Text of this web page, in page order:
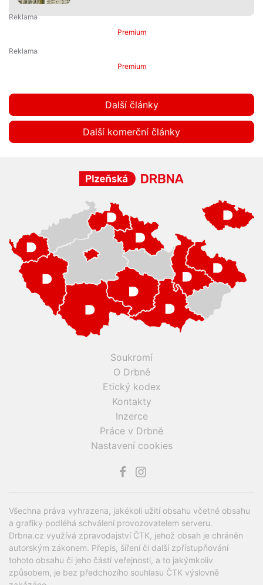
Premium
Premium
Další články
Další komerční články
Soukromí
O Drbně
Etický kodex
Kontakty
Inzerce
Práce v Drbně
Nastavení cookies
Všechna práva vyhrazena, jakékoli užití obsahu včetné obsahu
a grafiky podléhá schválení provozovatelem serveru.
Drbna.cz využívá zpravodajství ČTK, jehož obsah je chráněn
autorským zákonem. Přepis, šíření či další zpřístupňování
tohoto obsahu či jeho částí veřejnosti, a to jakýmkoliv
způsobem, je bez předchozího souhlasu ČTK výslovně